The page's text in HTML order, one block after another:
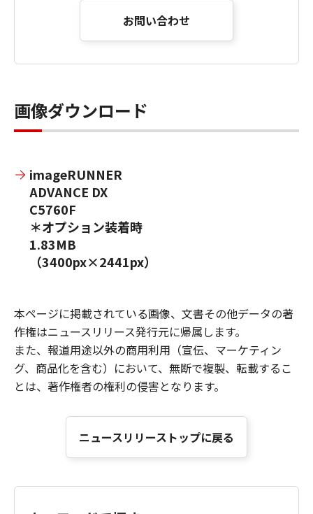
お問い合わせ
画像ダウンロード
imageRUNNER
ADVANCE DX
C5760F
＊オプション装着時
1.83MB
（3400px×2441px）
本ページに掲載されている画像、文書その他データの著
作権はニュースリリース発行元に帰属します。
また、報道用途以外の商用利用（宣伝、マーケティン
グ、商品化を含む）において、無断で複製、転載するこ
とは、著作権者の権利の侵害となります。
ニュースリリーストップに戻る